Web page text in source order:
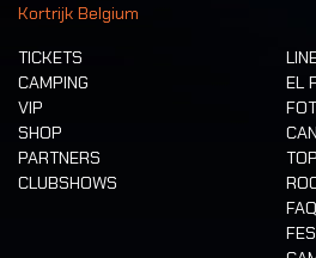
Kortrijk Belgium
TICKETS
CAMPING
VIP
SHOP
PARTNERS
CLUBSHOWS
EL
FAQ